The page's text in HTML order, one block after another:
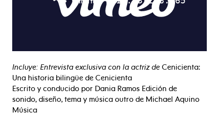
Incluye: Entrevista exclusiva con la actriz de Cenicienta:
Una historia bilingüe de Cenicienta
Escrito y conducido por Dania Ramos Edición de
sonido, diseño, tema y música outro de Michael Aquino
Música